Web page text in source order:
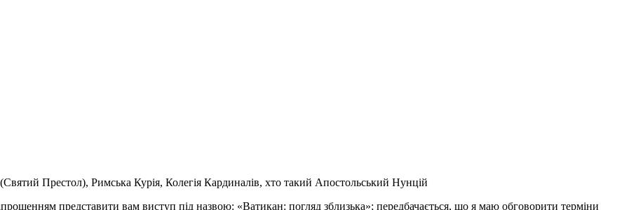
Престол), Римська Курія, Колегія Кардиналів, хто такий Апостольський Нунцій
представити вам виступ під назвою: «Ватикан: погляд зблизька»; передбачається, що я маю обговорити терміни